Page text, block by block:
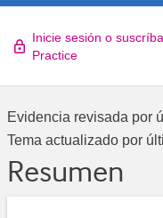
Inicie sesión o
Practice
Evidencia revisada por
Tema actualizado por
Resumen